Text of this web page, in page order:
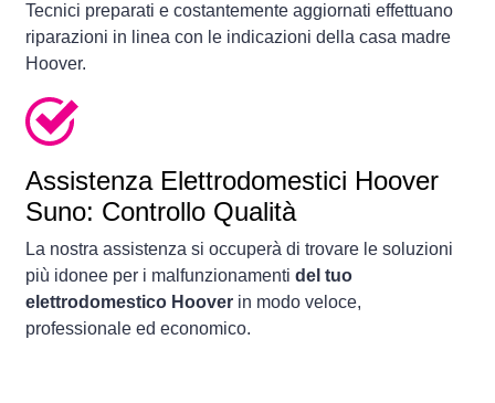
Tecnici preparati e costantemente aggiornati effettuano
riparazioni in linea con le indicazioni della casa madre
Hoover.
Assistenza Elettrodomestici Hoover
Suno: Controllo Qualità
La nostra assistenza si occuperà di trovare le soluzioni
più idonee per i malfunzionamenti del tuo
elettrodomestico Hoover in modo veloce,
professionale ed economico.